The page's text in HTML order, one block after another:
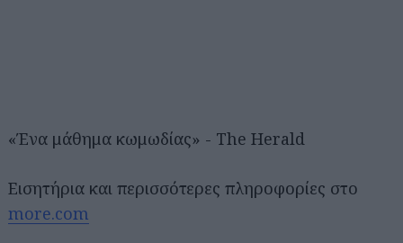
«Ένα μάθημα κωμωδίας» - The Herald
Εισητήρια και περισσότερες πληροφορίες στο
more.com